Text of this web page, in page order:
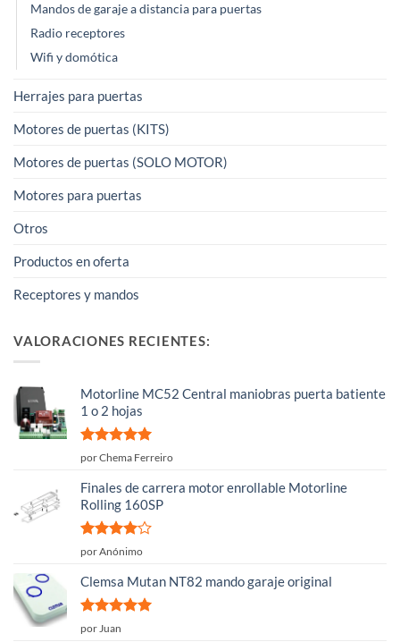
Mandos de garaje a distancia para puertas
Radio receptores
Wifi y domótica
Herrajes para puertas
Motores de puertas (KITS)
Motores de puertas (SOLO MOTOR)
Motores para puertas
Otros
Productos en oferta
Receptores y mandos
VALORACIONES RECIENTES:
Motorline MC52 Central maniobras puerta batiente
1 o 2 hojas
Valorado
por Chema Ferreiro
Finales de carrera motor enrollable Motorline
Rolling 160SP
Valorado
5
por Anónimo
Clemsa Mutan NT82 mando garaje original
Valorado
por Juan